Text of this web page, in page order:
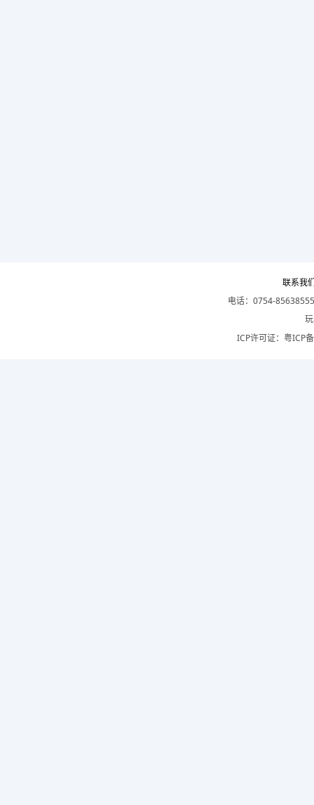
联系我
电话：0754-
ICP许可证： 粤ICP